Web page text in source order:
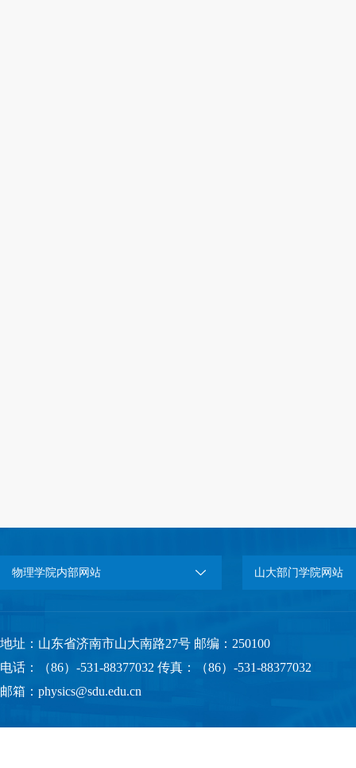
物理学院内部网站 山大部门学院网站
地址：山东省济南市山大南路27号 邮编：250100
电话：（86）-531-88377032 传真：（86）-531-88377032
邮箱：physics@sdu.edu.cn